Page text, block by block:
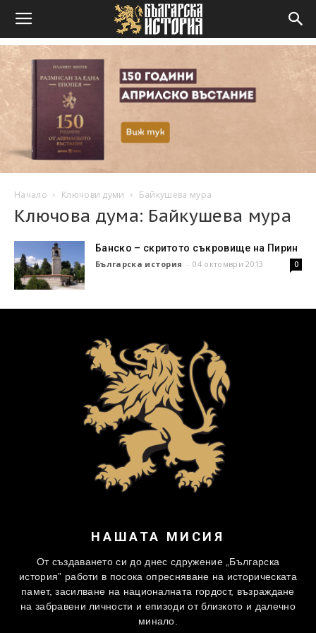
Начало Ключови думи Байкушева мура
Ключова дума: Байкушева мура
Банско – скритото съкровище на Пирин
Българска история - 04 октомври 2013 0
НАШАТА МИСИЯ
От създаването си до днес сдружение „Българска
история” работи в посока опресняване на историческата
памет, засилване на националната гордост, възраждане
на забравени личности и епизоди от близкото и далечно
минало.